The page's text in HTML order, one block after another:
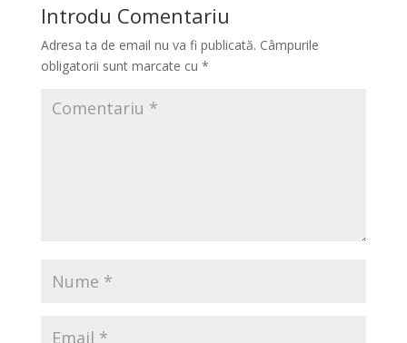
Introdu Comentariu
Adresa ta de email nu va fi publicată. Câmpurile
obligatorii sunt marcate cu *